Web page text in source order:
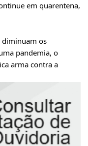
em quarentena,
diminuam os
pandemia, o
arma contra a